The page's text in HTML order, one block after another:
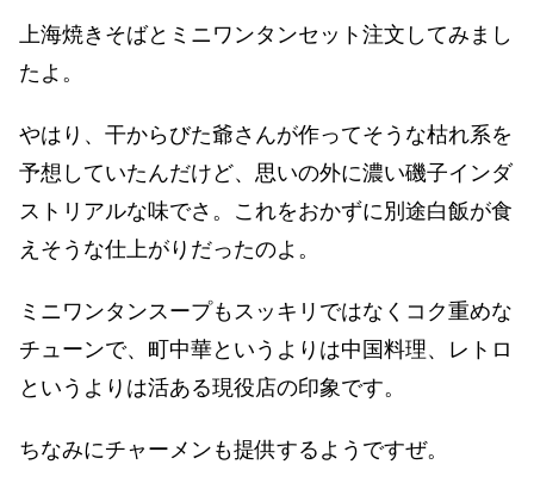
上海焼きそばとミニワンタンセット注文してみまし
たよ。
やはり、干からびた爺さんが作ってそうな枯れ系を
予想していたんだけど、思いの外に濃い磯子インダ
ストリアルな味でさ。これをおかずに別途白飯が食
えそうな仕上がりだったのよ。
ミニワンタンスープもスッキリではなくコク重めな
チューンで、町中華というよりは中国料理、レトロ
というよりは活ある現役店の印象です。
ちなみにチャーメンも提供するようですぜ。